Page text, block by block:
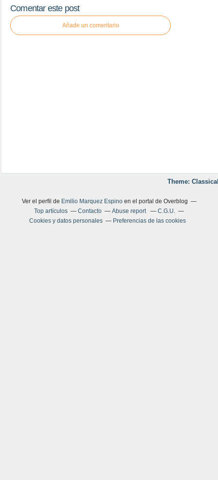
Comentar este post
Añade un comentario
Theme:
Ver el perfil de Emilio Marquez Espinoen el portal de Overblog
Top artículos
Contacto Abuse report
C.G.U.
Cookies y datos personales
Preferencias de las cookies